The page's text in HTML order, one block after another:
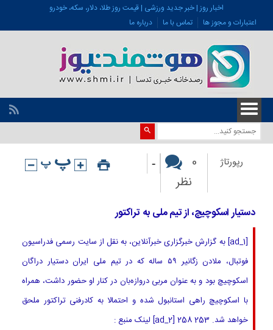
اخبار روز | خبر جدید ورزشی | قیمت روز طلا، دلار، سکه، خودرو
اعتبارات و مجوز ها
تماس با ما درباره ما
رپورتاژ
0
نظر
-
دستیار اسکوچیچ، از تیم ملی به تراکتور
[ad_1] به گزارش خبرگزاری خبرآنلاین، به نقل از سایت رسمی فدراسیون
فوتبال، ملادن زگانیر ۵۹ ساله که در تیم ملی ایران دستیار دراگان
اسکوچیچ بود و به عنوان مربی دروازه‌بان در کنار او حضور داشت، همراه
با اسکوچیچ راهی استانبول شده و احتمالا به کادرفنی تراکتور ملحق
خواهد شد. 253 258 [ad_2] لینک منبع :